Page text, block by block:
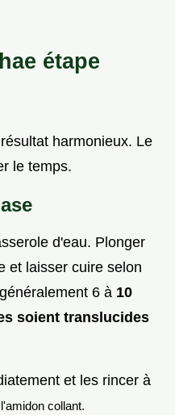
étape
harmonieux. Le
le temps.
d'eau. Plonger
et laisser cuire selon
6 à 10
soient translucides
et les rincer à
collant.